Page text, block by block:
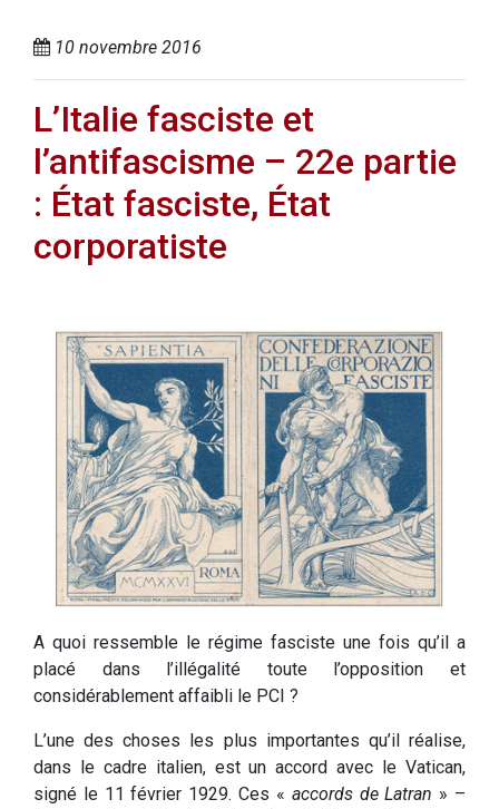
10 novembre 2016
L’Italie fasciste et
l’antifascisme – 22e partie
: État fasciste, État
corporatiste
A quoi ressemble le régime fasciste une fois qu’il a
placé dans l’illégalité toute l’opposition et
considérablement affaibli le PCI ?
L’une des choses les plus importantes qu’il réalise,
dans le cadre italien, est un accord avec le Vatican,
signé le 11 février 1929. Ces « accords de Latran » –